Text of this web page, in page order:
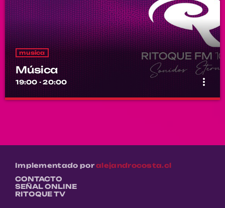
musica
Música
19:00 - 20:00 more_vert
Música
Implementado poralejandrocosta.cl
CONTACTO
SEÑAL ONLINE
RITOQUE TV